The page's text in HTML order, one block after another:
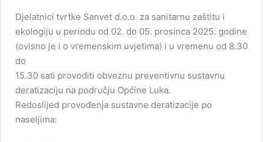
Djelatnici tvrtke Sanvet d.o.o. za sanitarnu zaštitu i
ekologiju u periodu od 02. do 05. prosinca 2025. godine
(ovisno je i o vremenskim uvjetima) i u vremenu od 8.30
do
15.30 sati provoditi obveznu preventivnu sustavnu
deratizaciju na području Općine Luka.
Redoslijed provođenja sustavne deratizacije po
naseljima: